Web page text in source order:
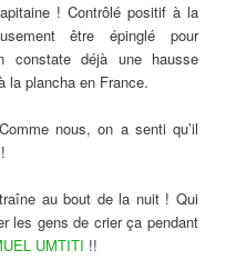
! Contrôlé positif à la
être épinglé pour
constate déjà une hausse
la plancha en France.
nous, on a senti qu’il
au bout de la nuit ! Qui
les gens de crier ça pendant
UMTITI !!